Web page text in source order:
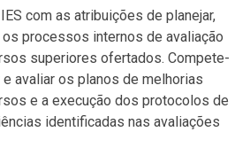
com as atribuições de planejar,
processos internos de avaliação
superiores ofertados. Compete-
e avaliar os planos de melhorias
e a execução dos protocolos de
identificadas nas avaliações